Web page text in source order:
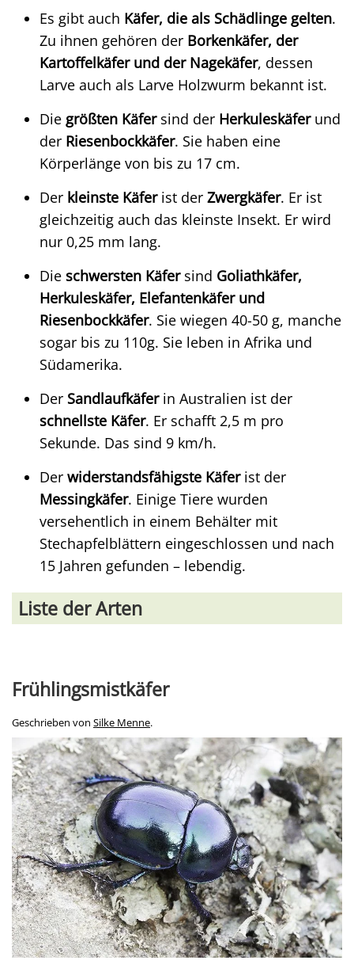
Es gibt auch Käfer, die als Schädlinge gelten.
Zu ihnen gehören der Borkenkäfer, der
Kartoffelkäfer und der Nagekäfer, dessen
Larve auch als Larve Holzwurm bekannt ist.
Die größten Käfersind der Herkuleskäferund
der Riesenbockkäfer. Sie haben eine
Körperlänge von bis zu 17 cm.
Der kleinste Käferist der Zwergkäfer. Er ist
gleichzeitig auch das kleinste Insekt. Er wird
nur 0,25 mm lang.
Die schwersten Käfersind Goliathkäfer,
Herkuleskäfer, Elefantenkäfer und
Riesenbockkäfer. Sie wiegen 40-50 g, manche
sogar bis zu 110g. Sie leben in Afrika und
Südamerika.
Der Sandlaufkäferin Australien ist der
schnellste Käfer. Er schafft 2,5 m pro
Sekunde. Das sind 9 km/h.
Der widerstandsfähigste Käferist der
Messingkäfer. Einige Tiere wurden
versehentlich in einem Behälter mit
Stechapfelblättern eingeschlossen und nach
15 Jahren gefunden – lebendig.
Liste der Arten
Frühlingsmistkäfer
Geschrieben von Silke Menne.